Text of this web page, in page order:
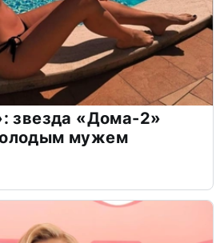
звезда «Дома-2»
мужем